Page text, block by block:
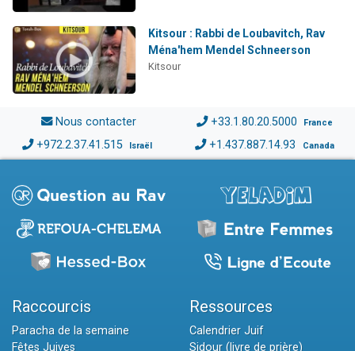
Kitsour : Rabbi de Loubavitch, Rav
Ména'hem Mendel Schneerson
Kitsour
Nous contacter +33.1.80.20.5000 France
+972.2.37.41.515 Israël +1.437.887.14.93 Canada
Raccourcis
Paracha de la semaine
Fêtes Juives
Ressources
Calendrier Juif
Sidour (livre de prière)